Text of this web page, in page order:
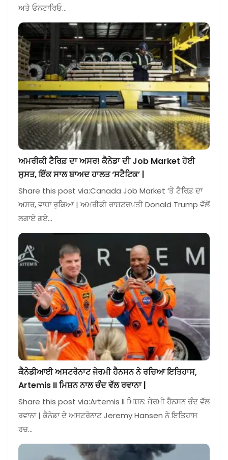
ਅਤੇ ਓਨਟਾਰਿਓ…
ਅਮਰੀਕੀ ਟੈਰਿਫ਼ ਦਾ ਅਸਰ! ਕੈਨੇਡਾ ਦੀ Job Market ਹੋਈ
ਸੁਸਤ, ਇੱਕ ਸਾਲ ਬਾਅਦ ਹਾਲਤ ‘ਸਟੈਟਿਕ’ |
Share this post via:Canada Job Market ‘ਤੇ ਟੈਰਿਫ਼ ਦਾ
ਅਸਰ, ਵਾਧਾ ਰੁਕਿਆ | ਅਮਰੀਕੀ ਰਾਸ਼ਟਰਪਤੀ Donald Trump ਵੱਲੋਂ
ਲਗਾਏ ਗਏ…
ਕੈਨੇਡੀਆਈ ਅਸਟਰੋਨਾਟ ਜੇਰਮੀ ਹੈਨਸਨ ਨੇ ਰਚਿਆ ਇਤਿਹਾਸ,
Artemis II ਮਿਸ਼ਨ ਨਾਲ ਚੰਦ ਵੱਲ ਰਵਾਨਾ |
Share this post via:Artemis II ਮਿਸ਼ਨ: ਜੇਰਮੀ ਹੈਨਸਨ ਚੰਦ ਵੱਲ
ਰਵਾਨਾ | ਕੈਨੇਡਾ ਦੇ ਅਸਟਰੋਨਾਟ Jeremy Hansen ਨੇ ਇਤਿਹਾਸ
ਰਚ…